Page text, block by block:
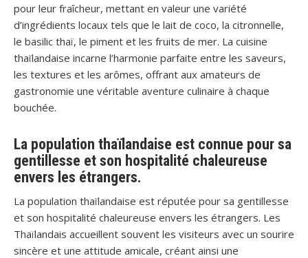
pour leur fraîcheur, mettant en valeur une variété
d’ingrédients locaux tels que le lait de coco, la citronnelle,
le basilic thaï, le piment et les fruits de mer. La cuisine
thaïlandaise incarne l’harmonie parfaite entre les saveurs,
les textures et les arômes, offrant aux amateurs de
gastronomie une véritable aventure culinaire à chaque
bouchée.
La population thaïlandaise est connue pour sa
gentillesse et son hospitalité chaleureuse
envers les étrangers.
La population thaïlandaise est réputée pour sa gentillesse
et son hospitalité chaleureuse envers les étrangers. Les
Thaïlandais accueillent souvent les visiteurs avec un sourire
sincère et une attitude amicale, créant ainsi une